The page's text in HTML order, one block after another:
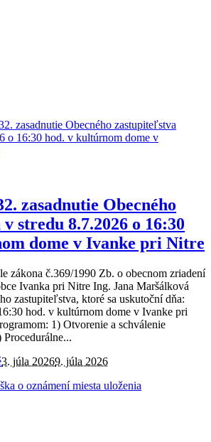
zasadnutie Obecného
stredu 8.7.2026 o 16:30
dome v Ivanke pri Nitre
č.369/1990 Zb. o obecnom zriadení
Ivanka pri Nitre Ing. Jana Maršálková
zastupiteľstva, ktoré sa uskutoční dňa:
hod. v kultúrnom dome v Ivanke pri
1) Otvorenie a schválenie
3. júla 20269. júla 2026